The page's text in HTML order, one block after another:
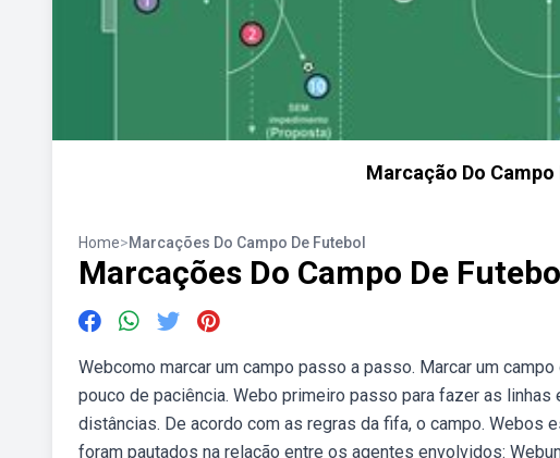
Marcação Do Campo
Home>Marcações Do Campo De Futebol
Marcações Do Campo De
Webcomo marcar um campo passo a passo. Marcar um
pouco de paciência. Webo primeiro passo para fazer as
distâncias. De acordo com as regras da fifa, o campo.
foram pautados na relação entre os agentes envolvidos: